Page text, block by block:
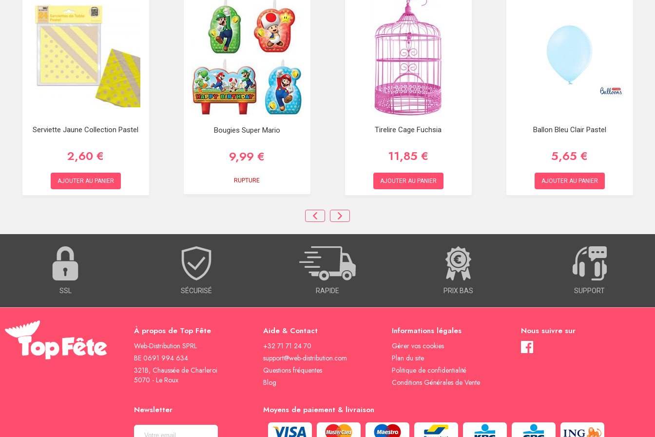
Serviette Jaune Collection Pastel
2,60 €
AJOUTER AU PANIER
Bougies Super Mario
9,99 €
RUPTURE
Tirelire Cage Fuchsia
11,85 €
AJOUTER AU PANIER
Ballon Bleu Clair Pastel
5,65 €
AJOUTER AU PANIER
SSL SÉCURISÉ RAPIDE PRIX BAS SUPPORT
À propos de Top Fête
Web-Distribution SPRL
BE 0691 994 634
321B, Chaussée de Charleroi
5070 - Le Roux
Aide & Contact
+32 71 71 24 70
support@web-distribution.com
Questions fréquentes
Blog
Informations légales
Gèrer vos cookies
Plan du site
Politique de confidentialité
Conditions Générales de Vente
Nous suivre sur
Newsletter Moyens de paiement & livraison